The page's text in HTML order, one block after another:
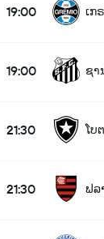
19:00 ເກ
19:00 ຊາ
21:30 ໂບ
21:30 ຟລ